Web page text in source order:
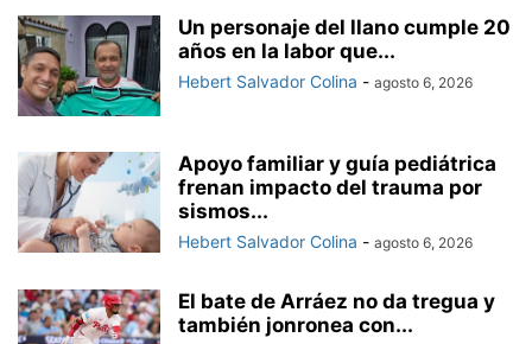
Un personaje del llano cumple 20
años en la labor que...
Hebert Salvador Colina - agosto 6, 2026
Apoyo familiar y guía pediátrica
frenan impacto del trauma por
sismos...
Hebert Salvador Colina - agosto 6, 2026
El bate de Arráez no da tregua y
también jonronea con...